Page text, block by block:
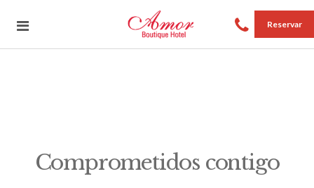
Reservar
Comprometidos contigo